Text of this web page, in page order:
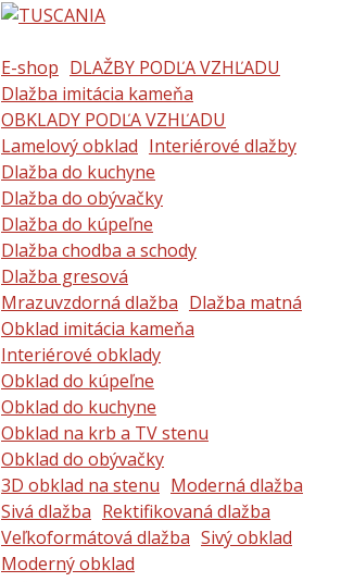
E-shop DLAŽBY PODĽA VZHĽADU
Dlažba imitácia kameňa
OBKLADY PODĽA VZHĽADU
Lamelový obklad Interiérové dlažby
Dlažba do kuchyne
Dlažba do obývačky
Dlažba do kúpeľne
Dlažba chodba a schody
Dlažba gresová
Mrazuvzdorná dlažba Dlažba matná
Obklad imitácia kameňa
Interiérové obklady
Obklad do kúpeľne
Obklad do kuchyne
Obklad na krb a TV stenu
Obklad do obývačky
3D obklad na stenu Moderná dlažba
Sivá dlažba Rektifikovaná dlažba
Veľkoformátová dlažba Sivý obklad
Moderný obklad